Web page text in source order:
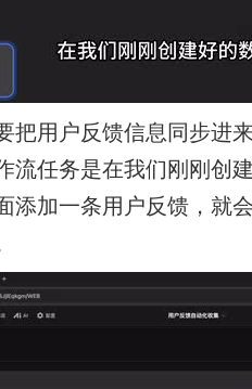
把用户反馈信息同步进
流任务是在我们刚刚创
添加一条用户反馈，就